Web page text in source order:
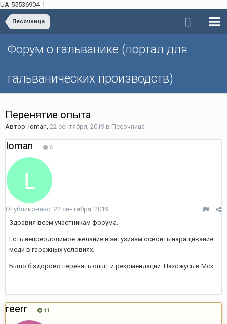
UA-55536904-1
Песочница
Форум о гальванике (портал для
гальванических производств)
Перенятие опыта
Автор: loman, 22 сентября, 2019 в Песочница
loman 0
Опубликовано: 22 сентября, 2019
Здравия всем участникам форума.
Есть непреодолимое желание и энтузиазм освоить наращивание
меди в гаражных условиях.
Было б здорово перенять опыт и рекомендации. Нахожусь в Мск
reerr 11